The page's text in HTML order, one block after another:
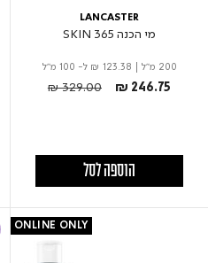
LANCASTER
מי הכנה 365 SKIN
200 מ"ל ₪ 123.38 ל- 100 מ"ל
₪ 246.75
Price reduced from
₪ 329.00to
הוספה לסל
ONLINE ONLY